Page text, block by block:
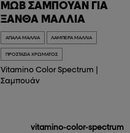
ΜΩΒ ΣΑΜΠΟΥΆΝ ΓΙΑ
ΞΑΝΘΆ ΜΑΛΛΙΆ
ΑΠΑΛΆ ΜΑΛΛΙΆ ΛΑΜΠΕΡΆ ΜΑΛΛΙΆ
ΠΡΟΣΤΑΣΊΑ ΧΡΏΜΑΤΟΣ
Vitamino Color Spectrum
Σαμπουάν
vitamino-color-spectrum